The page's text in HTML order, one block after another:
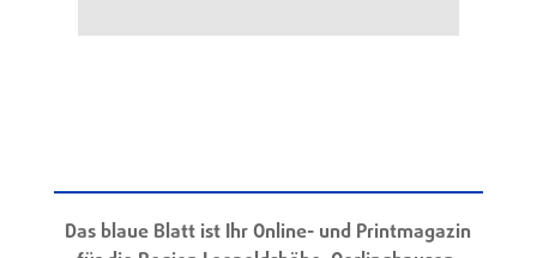
Das blaue Blatt ist Ihr Online- und Printmagazin